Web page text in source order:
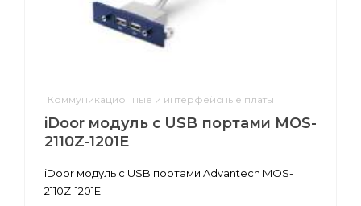
Коммуникационные и интерфейсные платы
iDoor модуль с USB портами MOS-
2110Z-1201E
iDoor модуль с USB портами Advantech MOS-
2110Z-1201E